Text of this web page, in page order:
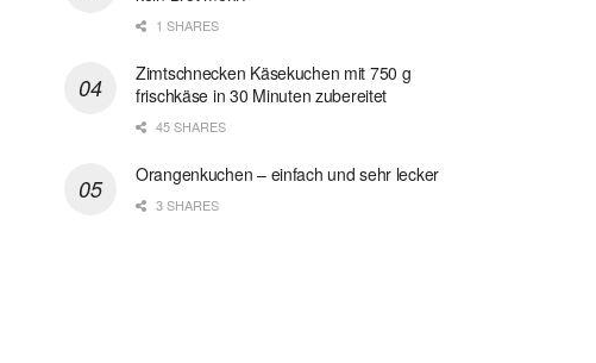
1 SHARES
Zimtschnecken Käsekuchen mit 750 g
frischkäse in 30 Minuten zubereitet
45 SHARES
Orangenkuchen – einfach und sehr lecker
3 SHARES